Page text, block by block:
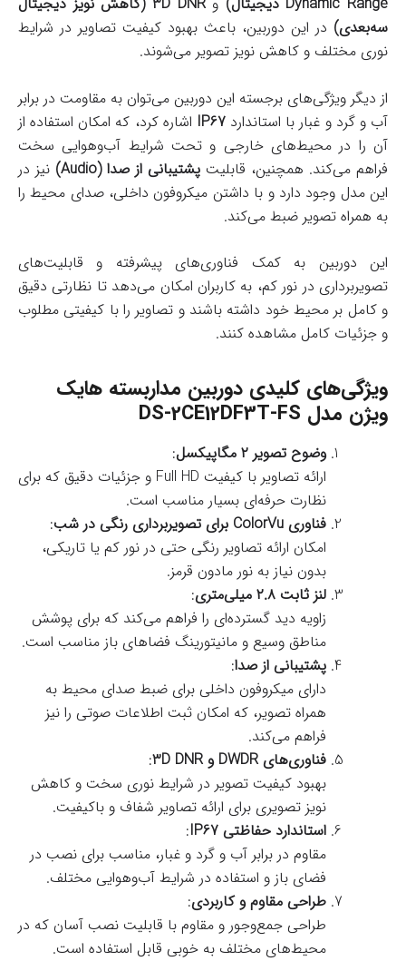
سه‌بعدی) در این دوربین، باعث بهبود کیفیت تصاویر در شرایط
نوری مختلف و کاهش نویز تصویر می‌شوند.
از دیگر ویژگی‌های برجسته این دوربین می‌توان به مقاومت در برابر
آب و گرد و غبار با استانداردIP67 اشاره کرد، که امکان استفاده از
آن را در محیط‌های خارجی و تحت شرایط آب‌وهوایی سخت
فراهم می‌کند. همچنین، قابلیت پشتیبانی از صدا (Audio)
نیز در
این مدل وجود دارد و با داشتن میکروفون داخلی، صدای محیط را
به همراه تصویر ضبط می‌کند.
این دوربین به کمک فناوری‌های پیشرفته و قابلیت‌های
تصویربرداری در نور کم، به کاربران امکان می‌دهد تا نظارتی دقیق
و کامل بر محیط خود داشته باشند و تصاویر را با کیفیتی مطلوب
و جزئیات کامل مشاهده کنند.
ویژگی‌های کلیدی دوربین مداربسته هایک
ویژن مدل DS-2CE12DF3T-FS
وضوح تصویر ۲ مگاپیکسل
:
ارائه تصاویر با کیفیت Full HD و جزئیات دقیق که برای
نظارت حرفه‌ای بسیار مناسب است.
فناوری ColorVu برای تصویربرداری رنگی در شب
:
امکان ارائه تصاویر رنگی حتی در نور کم یا تاریکی،
بدون نیاز به نور مادون قرمز.
لنز ثابت ۲.۸ میلی‌متری
:
زاویه دید گسترده‌ای را فراهم می‌کند که برای پوشش
مناطق وسیع و مانیتورینگ فضاهای باز مناسب است.
پشتیبانی از صدا:
دارای میکروفون داخلی برای ضبط صدای محیط به
همراه تصویر، که امکان ثبت اطلاعات صوتی را نیز
فراهم می‌کند.
فناوری‌های DWDR و 3D DNR
:
بهبود کیفیت تصویر در شرایط نوری سخت و کاهش
نویز تصویری برای ارائه تصاویر شفاف و باکیفیت.
استاندارد حفاظتی IP67
:
مقاوم در برابر آب و گرد و غبار، مناسب برای نصب در
فضای باز و استفاده در شرایط آب‌وهوایی مختلف.
طراحی مقاوم و کاربردی:
طراحی جمع‌وجور و مقاوم با قابلیت نصب آسان که در
محیط‌های مختلف به خوبی قابل استفاده است.